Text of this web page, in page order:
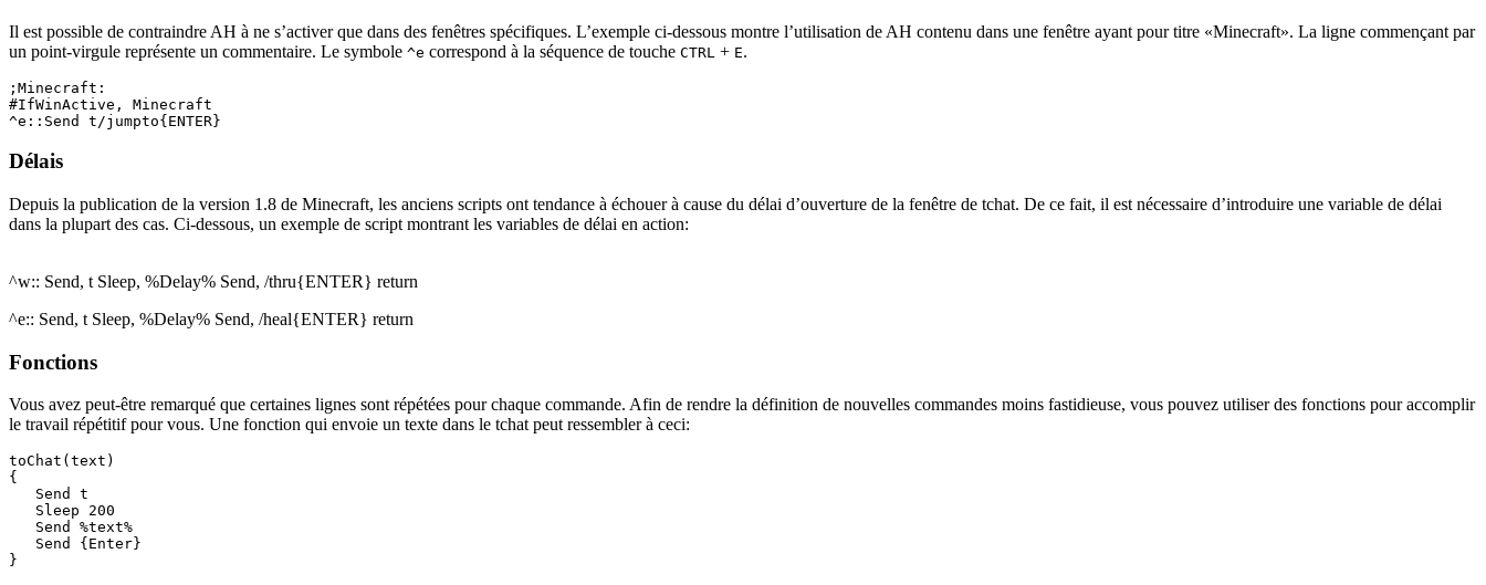
Il est possible de contraindre AH à ne s’activer que dans des fenêtres spécifiques. L’exemple ci-dessous montre l’utilisation de AH contenu dans une fenêtre ayant pour titre «Minecraft». La ligne commençant par
un point-virgule représente un commentaire. Le symbole ^e correspond à la séquence de touche CTRL + E.
;Minecraft:
#IfWinActive, Minecraft
Délais
Depuis la publication de la version 1.8 de Minecraft, les anciens scripts ont tendance à échouer à cause du délai d’ouverture de la fenêtre de tchat. De ce fait, il est nécessaire d’introduire une variable de délai
dans la plupart des cas. Ci-dessous, un exemple de script montrant les variables de délai en action:
^w:: Send, t Sleep, %Delay% Send, /thru{ENTER} return
^e:: Send, t Sleep, %Delay% Send, /heal{ENTER} return
Fonctions
Vous avez peut-être remarqué que certaines lignes sont répétées pour chaque commande. Afin de rendre la définition de nouvelles commandes moins fastidieuse, vous pouvez utiliser des fonctions pour accomplir
le travail répétitif pour vous. Une fonction qui envoie un texte dans le tchat peut ressembler à ceci:
toChat(text)
{
   Send t
   Sleep 200
   Send %text%
   Send {Enter}